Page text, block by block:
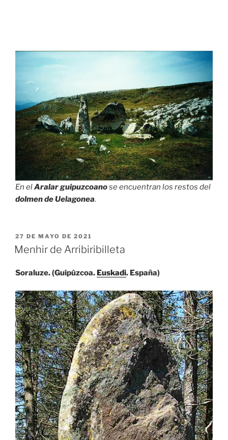
En elAralar guipuzcoanose encuentran los restos del
dolmen de Uelagonea.
PUBLICADO
EL
27 DE MAYO DE 2021
Menhir de Arribiribilleta
Soraluze. (Guipúzcoa. Euskadi. España)